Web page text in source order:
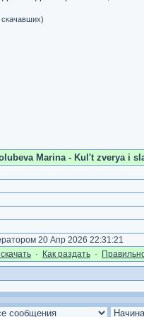
Marina - Kul't zverya i
20 Апр 2026 22:31:21
· Как раздать ·